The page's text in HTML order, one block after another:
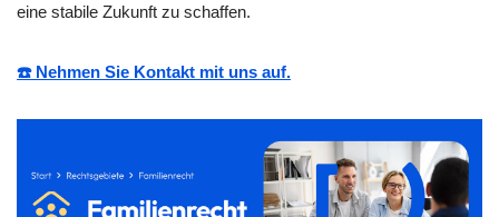
eine stabile Zukunft zu schaffen.
☎️ Nehmen Sie Kontakt mit uns auf.